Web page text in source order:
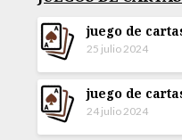
juego de
25 julio 2024
juego de
24 julio 2024